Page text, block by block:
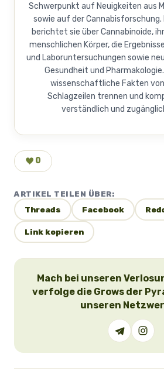
Schwerpunkt auf Neuigkeiten aus
sowie auf der Cannabisforschung.
berichtet sie über Cannabinoide,
menschlichen Körper, die
und Laboruntersuchungen sowie
Gesundheit und
wissenschaftliche Fakten
Schlagzeilen trennen und
verständlich und
0
ARTIKEL TEILEN ÜBER:
Threads Facebook
Link kopieren
Mach bei unseren
verfolge die Grows der
unseren